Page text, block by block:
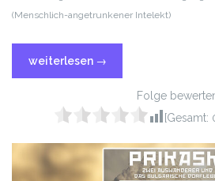
(Menschlich-angetrunkener Intelekt)
weiterlesen →
Folge
[Gesamt: